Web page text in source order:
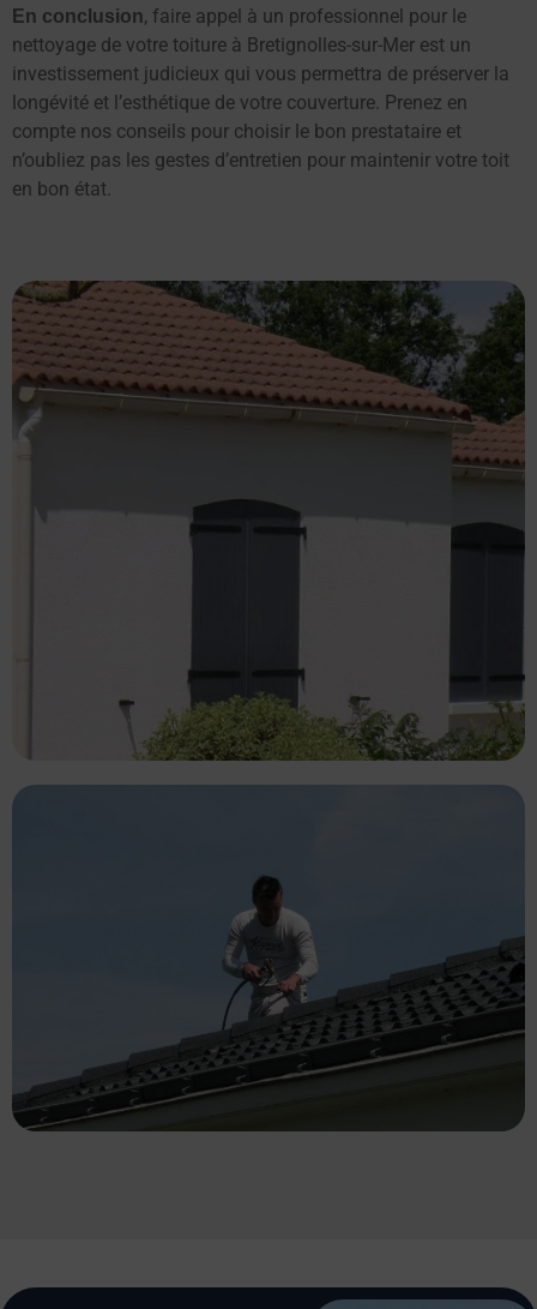
En conclusion, faire appel à un professionnel pour le
nettoyage de votre toiture à Bretignolles-sur-Mer est un
investissement judicieux qui vous permettra de préserver la
longévité et l’esthétique de votre couverture. Prenez en
compte nos conseils pour choisir le bon prestataire et
n’oubliez pas les gestes d’entretien pour maintenir votre toit
en bon état.